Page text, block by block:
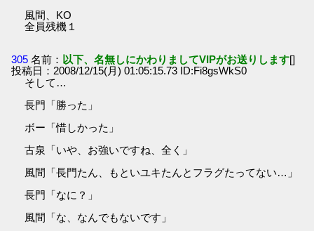
風間、KO
全員残機１
305 名前： 以下、名無しにかわりましてVIPがお送りします[]
投稿日：2008/12/15(月) 01:05:15.73 ID:Fi8gsWkS0
そして…
長門「勝った」
ボー「惜しかった」
古泉「いや、お強いですね、全く」
風間「長門たん、もといユキたんとフラグたってない…」
長門「なに？」
風間「な、なんでもないです」